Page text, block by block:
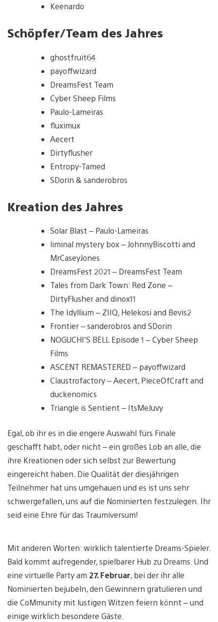
Keenardo
Schöpfer/Team des Jahres
ghostfruit64
payoffwizard
DreamsFest Team
Cyber Sheep Films
Paulo-Lameiras
fluximux
Aecert
Dirtyflusher
Entropy-Tamed
SDorin & sanderobros
Kreation des Jahres
Solar Blast – Paulo-Lameiras
liminal mystery box – JohnnyBiscotti and
MrCaseyJones
DreamsFest 2021 – DreamsFest Team
Tales from Dark Town: Red Zone –
DirtyFlusher and dinox11
The Idyllium – ZIIQ, Helekosi and Bevis2
Frontier – sanderobros and SDorin
NOGUCHI’S BELL Episode 1 – Cyber Sheep
Films
ASCENT REMASTERED – payoffwizard
Claustrofactory – Aecert, PieceOfCraft and
duckenomics
Triangle is Sentient – ItsMeJuvy
Egal, ob ihr es in die engere Auswahl fürs Finale
geschafft habt, oder nicht – ein großes Lob an alle, die
ihre Kreationen oder sich selbst zur Bewertung
eingereicht haben. Die Qualität der diesjährigen
Teilnehmer hat uns umgehauen und es ist uns sehr
schwergefallen, uns auf die Nominierten festzulegen. Ihr
seid eine Ehre für das Traumiversum!
Mit anderen Worten: wirklich talentierte Dreams-Spieler.
Bald kommt aufregender, spielbarer Hub zu Dreams. Und
eine virtuelle Party am 27. Februar, bei der ihr alle
Nominierten bejubeln, den Gewinnern gratulieren und
die CoMmunity mit lustigen Witzen feiern könnt – und
einige wirklich besondere Gäste.